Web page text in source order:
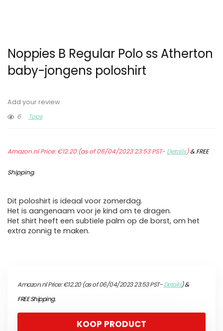
Noppies B Regular Polo ss Atherton
baby-jongens poloshirt
Add your review
6
Tops
Amazon.nl Price:€12.20(as of 06/04/2023 23:53 PST- Details)&FREE
Shipping.
Dit poloshirt is ideaal voor zomerdag.
Het is aangenaam voor je kind om te dragen.
Het shirt heeft een subtiele palm op de borst, om het
extra zonnig te maken.
Amazon.nl Price:€12.20(as of 06/04/2023 23:53 PST-Details)&
FREE Shipping.
KOOP PRODUCT